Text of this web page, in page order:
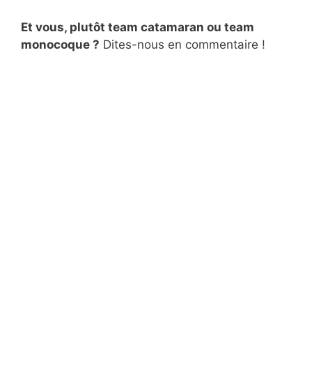
Et vous, plutôt team catamaran ou team
monocoque ? Dites-nous en commentaire !